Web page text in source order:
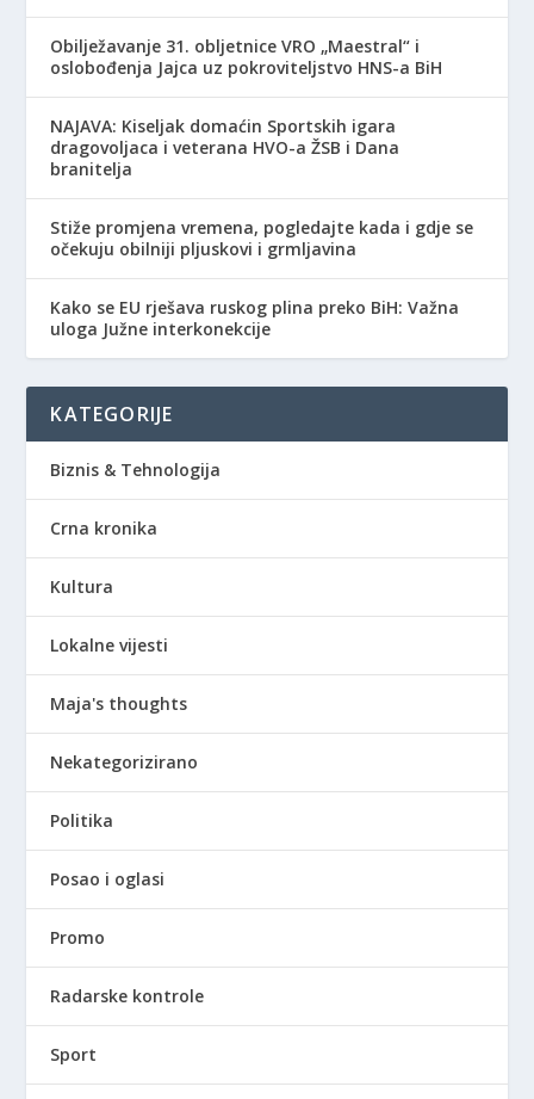
Obilježavanje 31. obljetnice VRO „Maestral“ i
oslobođenja Jajca uz pokroviteljstvo HNS-a BiH
NAJAVA: Kiseljak domaćin Sportskih igara
dragovoljaca i veterana HVO-a ŽSB i Dana
branitelja
Stiže promjena vremena, pogledajte kada i gdje se
očekuju obilniji pljuskovi i grmljavina
Kako se EU rješava ruskog plina preko BiH: Važna
uloga Južne interkonekcije
KATEGORIJE
Biznis & Tehnologija
Crna kronika
Kultura
Lokalne vijesti
Maja's thoughts
Nekategorizirano
Politika
Posao i oglasi
Promo
Radarske kontrole
Sport